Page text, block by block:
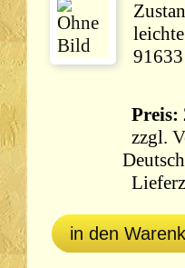
91633
Preis:
zzgl.
in den